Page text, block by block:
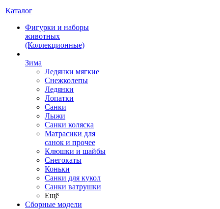
Каталог
Фигурки и наборы
животных
(Коллекционные)
Зима
Ледянки мягкие
Снежколепы
Ледянки
Лопатки
Санки
Лыжи
Санки коляска
Матрасики для
санок и прочее
Клюшки и шайбы
Снегокаты
Коньки
Санки для кукол
Санки ватрушки
Ещё
Сборные модели